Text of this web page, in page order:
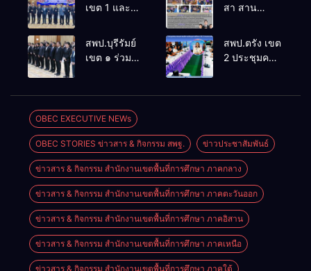
เขต 1 และ
ประชุม
สัมมนาทาง
นำการศึกษา
ไทยสู่อนาคต”
ประจำเขต
ตรวจราชการ
ที่ 13
สา สาน
ล้านนาวิถี สู่
โลกแห่งการ
เรียนรู้”
สันพระเนตร
สพป.บุรีรัมย์
เขต ๑ ร่วม
นำการศึกษา
ไทยสู่อนาคต”
เขตตรวจ
ราชการที่ ๑๓
สพป.ตรัง เขต
2 ประชุมคณะ
2569
OBEC EXECUTIVE NEWs
OBEC STORIES ข่าวสาร & กิจกรรม สพฐ. ข่าวประชาสัมพันธ์
ข่าวสาร & กิจกรรม สำนักงานเขตพื้นที่การศึกษา ภาคกลาง
ข่าวสาร & กิจกรรม สำนักงานเขตพื้นที่การศึกษา ภาคตะวันออก
ข่าวสาร & กิจกรรม สำนักงานเขตพื้นที่การศึกษา ภาคอิสาน
ข่าวสาร & กิจกรรม สำนักงานเขตพื้นที่การศึกษา ภาคเหนือ
ข่าวสาร & กิจกรรม สำนักงานเขตพื้นที่การศึกษา ภาคใต้